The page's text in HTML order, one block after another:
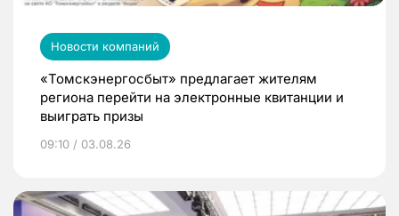
Новости компаний
«Томскэнергосбыт» предлагает жителям
региона перейти на электронные квитанции и
выиграть призы
09:10 / 03.08.26